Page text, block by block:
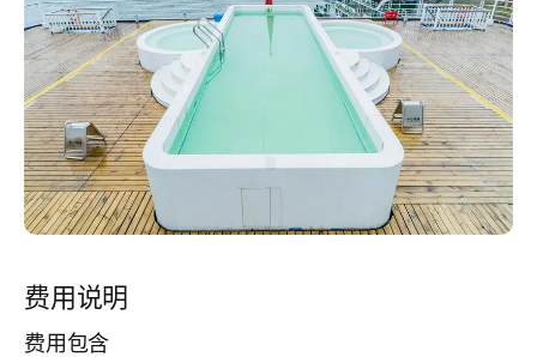
费用说明
费用包含